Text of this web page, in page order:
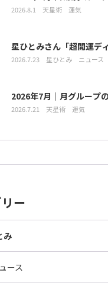
2026.8.1 天星術 運気
星ひとみさん「超開運デ
2026.7.23 星ひとみ ニュース
2026年7月｜月グループ
2026.7.21 天星術 運気
ー
み
ース